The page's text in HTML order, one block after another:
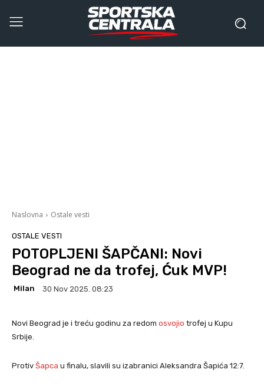
Naslovna Ostale vesti
OSTALE VESTI
POTOPLJENI ŠAPČANI: Novi
Beograd ne da trofej, Ćuk MVP!
Milan 30 Nov 2025. 08:23
Novi Beograd je i treću godinu za redom osvojio trofej u Kupu
Srbije.
Protiv Šapca u finalu, slavili su izabranici Aleksandra Šapića 12:7.